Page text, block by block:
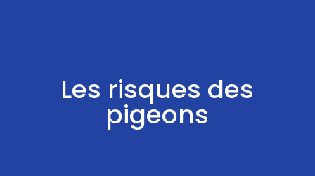
Les risques des
pigeons